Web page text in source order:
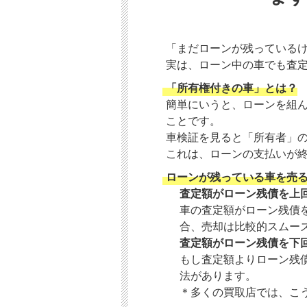
「まだローンが残っている
実は、ローン中の車でも査
「所有権付きの車」とは？
簡単にいうと、ローンを組
ことです。
車検証を見ると「所有者」
これは、ローンの支払いが
ローンが残っている車を売
査定額がローン残債を上
車の査定額がローン残債
合、売却は比較的スムー
査定額がローン残債を下
もし査定額よりローン残
法があります。
＊多くの買取店では、